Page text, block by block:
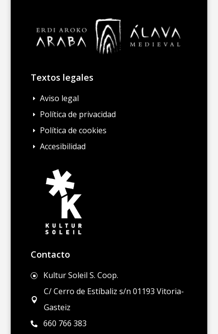
Textos legales
E Aviso legal
E Política de privacidad
E Política de cookies
E Accesibilidad
Contacto
] Kultur Soleil S. Coop.

C/ Cerro de Estíbaliz s/n 01193 Vitoria-
Gasteiz
 660 766 383